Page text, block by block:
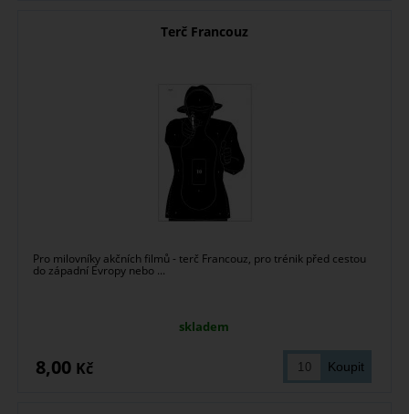
Terč Francouz
Pro milovníky akčních filmů - terč Francouz, pro trénik před cestou
do západní Evropy nebo ...
skladem
8,00 Kč